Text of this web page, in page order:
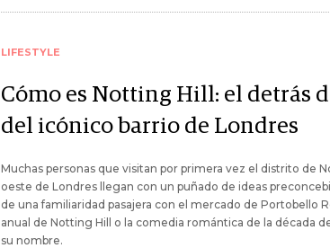
LIFESTYLE
Cómo es Notting Hill: el detrás
del icónico barrio de Londres
Muchas personas que visitan por primera vez el distrito de
oeste de Londres llegan con un puñado de ideas
de una familiaridad pasajera con el mercado de Portobello
anual de Notting Hill o la comedia romántica de la década
su nombre.